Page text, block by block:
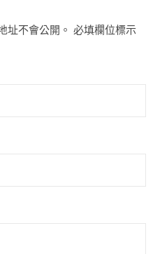
址不會公開。 必填欄位標示